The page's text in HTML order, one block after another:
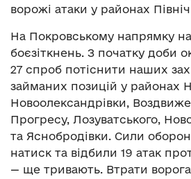
ворожі атаки у районах
На Покровському напрямку
боєзіткнень. З початку доби
27 спроб потіснити наших
займаних позицій у районах
Новоолександрівки,
Прогресу, Лозуватського,
та Яснобродівки. Сили
натиск та відбили 19 атак
— ще тривають. Втрати